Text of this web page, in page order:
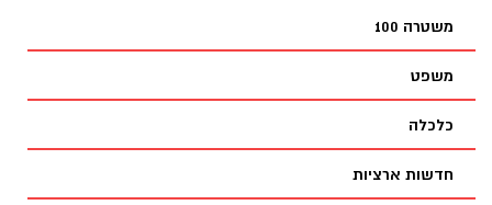
משטרה 100
משפט
כלכלה
חדשות ארציות